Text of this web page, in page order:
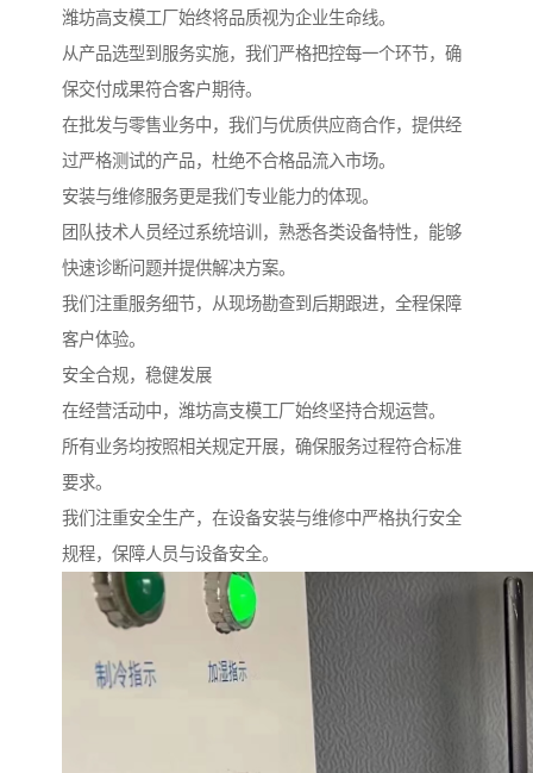
潍坊高支模工厂始终将品质视为企业生命线。
从产品选型到服务实施，我们严格把控每一个环节，确
保交付成果符合客户期待。
在批发与零售业务中，我们与优质供应商合作，提供经
过严格测试的产品，杜绝不合格品流入市场。
安装与维修服务更是我们专业能力的体现。
团队技术人员经过系统培训，熟悉各类设备特性，能够
快速诊断问题并提供解决方案。
我们注重服务细节，从现场勘查到后期跟进，全程保障
客户体验。
安全合规，稳健发展
在经营活动中，潍坊高支模工厂始终坚持合规运营。
所有业务均按照相关规定开展，确保服务过程符合标准
要求。
我们注重安全生产，在设备安装与维修中严格执行安全
规程，保障人员与设备安全。